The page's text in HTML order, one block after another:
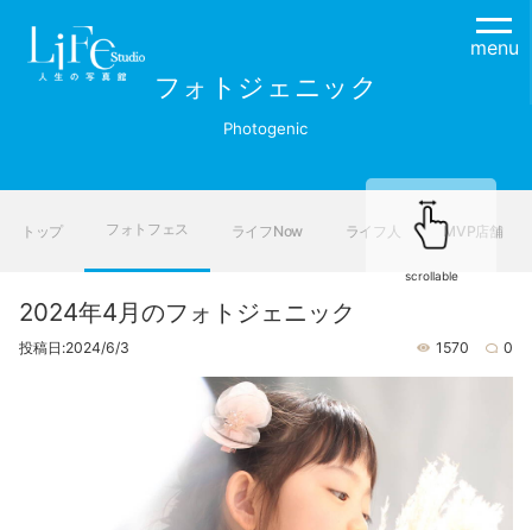
menu
フォトジェニック
Photogenic
トップ フォトフェス ライフNow ライフ人 MVP店舗
scrollable
2024年4月のフォトジェニック
投稿日:2024/6/3 1570 0